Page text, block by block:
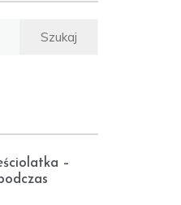
–